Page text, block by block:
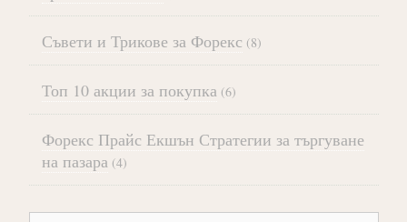
Съвети и Трикове за Форекс (8)
Топ 10 акции за покупка (6)
Форекс Прайс Екшън Стратегии за търгуване
на пазара (4)